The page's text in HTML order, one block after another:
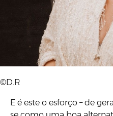
Joana Campos Silva,
©D.R
E é este o esforço – de